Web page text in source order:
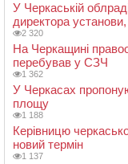
У Черкаській
директора
2 320
На Черкащині
перебував у СЗЧ
1 362
У Черкасах
площу
1 188
Керівницю
новий термін
1 137